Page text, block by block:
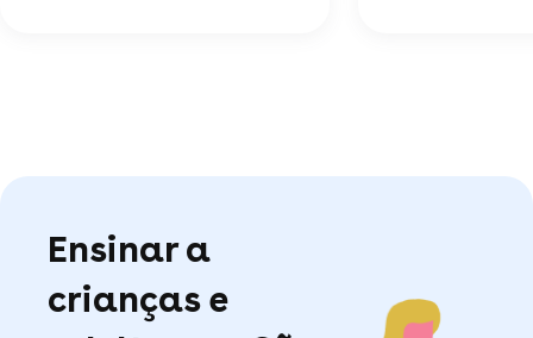
Ensinar a
crianças e